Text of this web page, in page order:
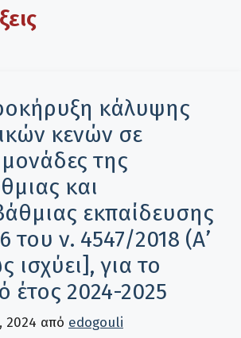
κάλυψης
κενών σε
μονάδες της
και
εκπαίδευσης
του ν. 4547/2018 (Α’
ισχύει], για το
έτος 2024-2025
2024 από edogouli